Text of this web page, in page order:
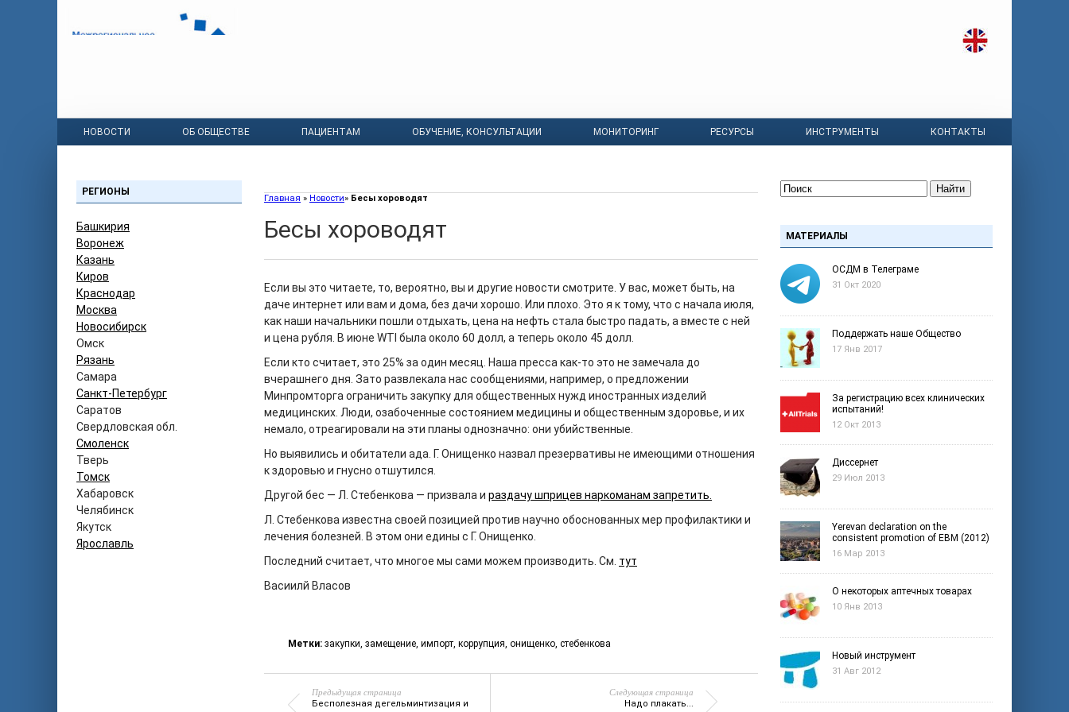
НОВОСТИ ОБ ОБЩЕСТВЕ ПАЦИЕНТАМ ОБУЧЕНИЕ, КОНСУЛЬТАЦИИ МОНИТОРИНГ РЕСУРСЫ ИНСТРУМЕНТЫ КОНТАКТЫ
РЕГИОНЫ
Башкирия
Воронеж
Казань
Киров
Краснодар
Москва
Новосибирск
Омск
Рязань
Самара
Санкт-Петербург
Саратов
Свердловская обл.
Смоленск
Тверь
Томск
Хабаровск
Челябинск
Якутск
Ярославль
Главная » Новости» Бесы хороводят
Бесы хороводят
Если вы это читаете, то, вероятно, вы и другие новости смотрите. У вас, может быть, на
даче интернет или вам и дома, без дачи хорошо. Или плохо. Это я к тому, что с начала июля,
как наши начальники пошли отдыхать, цена на нефть стала быстро падать, а вместе с ней
и цена рубля. В июне WTI была около 60 долл, а теперь около 45 долл.
Если кто считает, это 25% за один месяц. Наша пресса как-то это не замечала до
вчерашнего дня. Зато развлекала нас сообщениями, например, о предложении
Минпромторга ограничить закупку для общественных нужд иностранных изделий
медицинских. Люди, озабоченные состоянием медицины и общественным здоровье, и их
немало, отреагировали на эти планы однозначно: они убийственные.
Но выявились и обитатели ада. Г. Онищенко назвал презервативы не имеющими отношения
к здоровью и гнусно отшутился.
Другой бес — Л. Стебенкова — призвала и раздачу шприцев наркоманам запретить.
Л. Стебенкова известна своей позицией против научно обоснованных мер профилактики и
лечения болезней. В этом они едины с Г. Онищенко.
Последний считает, что многое мы сами можем производить. См. тут
Васиилй Власов
Метки: закупки, замещение, импорт, коррупция, онищенко, стебенкова
Предыдущая страница
Бесполезная дегельминтизация и
Следующая страница
Надо плакать...
Найти
МАТЕРИАЛЫ
ОСДМ в Телеграме
31 Окт 2020
Поддержать наше Общество
17 Янв 2017
За регистрацию всех клинических
испытаний!
12 Окт 2013
Диссернет
29 Июл 2013
Yerevan declaration on the
consistent promotion of EBM (2012)
16 Мар 2013
О некоторых аптечных товарах
10 Янв 2013
Новый инструмент
31 Авг 2012